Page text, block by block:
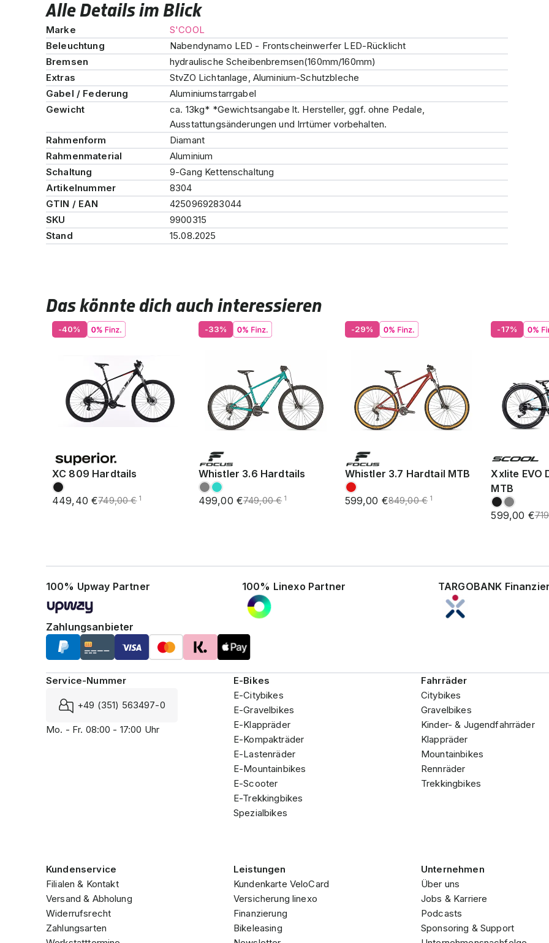
Alle Details im Blick
Marke
S'COOL
Beleuchtung
Nabendynamo LED - Frontscheinwerfer LED-Rücklicht
Bremsen
hydraulische Scheibenbremsen(160mm/160mm)
Extras
StvZO Lichtanlage, Aluminium-Schutzbleche
Gabel / Federung
Aluminiumstarrgabel
Gewicht
ca. 13kg* *Gewichtsangabe lt. Hersteller, ggf. ohne Pedale,
Ausstattungsänderungen und Irrtümer vorbehalten.
Rahmenform
Diamant
Rahmenmaterial
Aluminium
Schaltung
9-Gang Kettenschaltung
Artikelnummer
8304
GTIN / EAN
4250969283044
SKU
9900315
Stand
15.08.2025
Das könnte dich auch interessieren
-40%
XC 809 Hardtails
449,40 €749,00 € 1
-33%
Whistler 3.6 Hardtails
499,00 €749,00 € 1
-29%
Whistler 3.7 Hardtail MTB
599,00 €849,00 € 1
-17%
Xxlite EVO
MTB
599,00 €
100% Upway Partner 100% Linexo Partner TARGOBANK
Zahlungsanbieter
Service-Nummer
+49 (351) 563497-0
Mo. - Fr. 08:00 - 17:00 Uhr
E-Bikes
E-Citybikes
E-Gravelbikes
E-Klappräder
E-Kompakträder
E-Lastenräder
E-Mountainbikes
E-Scooter
E-Trekkingbikes
Spezialbikes
Fahrräder
Citybikes
Gravelbikes
Kinder- & Jugendfahrräder
Klappräder
Mountainbikes
Rennräder
Trekkingbikes
Kundenservice
Filialen & Kontakt
Versand & Abholung
Widerrufsrecht
Zahlungsarten
Leistungen
Kundenkarte VeloCard
Versicherung linexo
Finanzierung
Bikeleasing
Unternehmen
Über uns
Jobs & Karriere
Podcasts
Sponsoring & Support